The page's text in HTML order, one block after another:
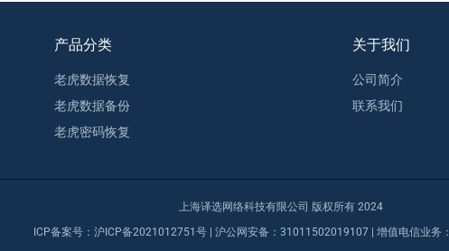
产品分类
老虎数据恢复
老虎数据备份
老虎密码恢复
关于我们
公司简介
联系我们
上海译选网络科技有限公司 版权所有 2024
ICP备案号： 沪ICP备2021012751号| 沪公网安备： 31011502019107| 增值电信业务：